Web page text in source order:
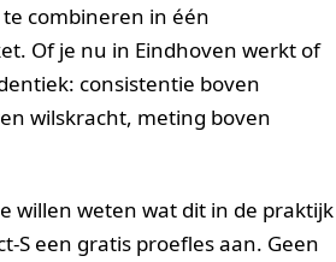
combineren in één
Of je nu in Eindhoven werkt of
consistentie boven
wilskracht, meting boven
willen weten wat dit in de praktijk
S een gratis proefles aan. Geen